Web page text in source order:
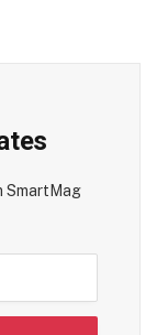
SmartMag